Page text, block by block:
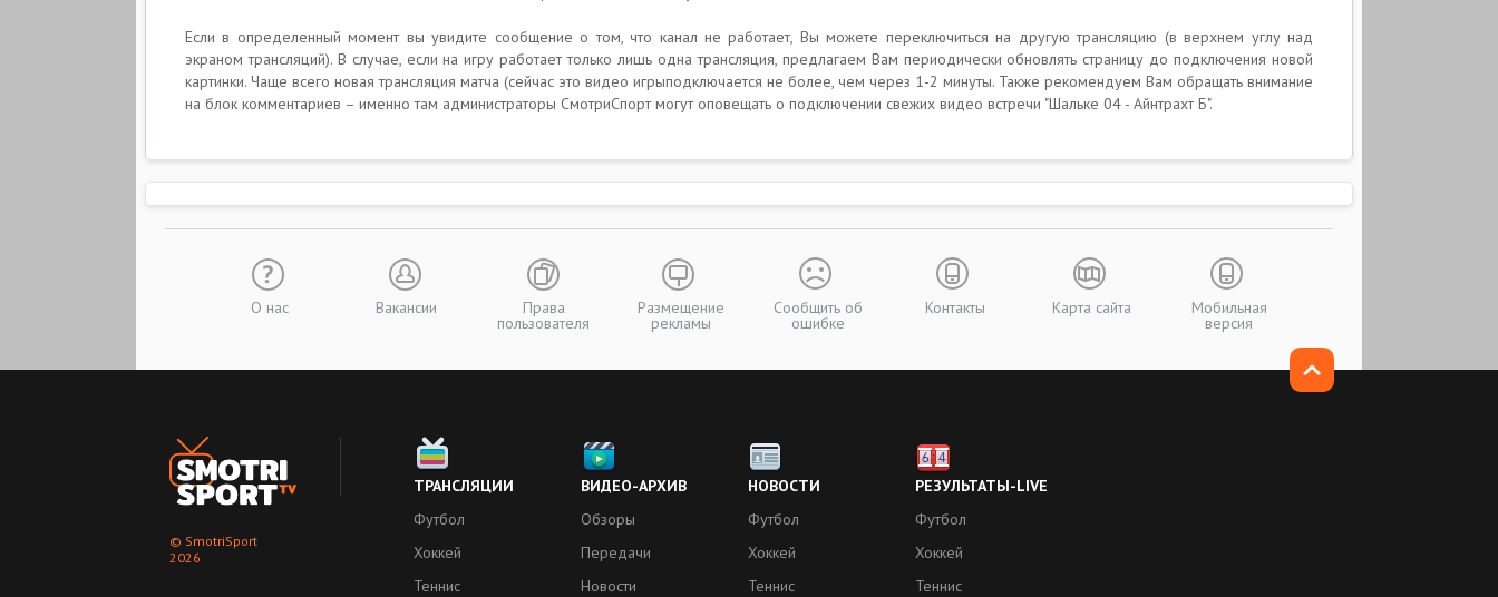
Если в определенный момент вы увидите сообщение о том, что канал не работает, Вы можете переключиться на другую трансляцию (в верхнем углу над
экраном трансляций). В случае, если на игру работает только лишь одна трансляция, предлагаем Вам периодически обновлять страницу до подключения новой
картинки. Чаще всего новая трансляция матча (сейчас это видео игрыподключается не более, чем через 1-2 минуты. Также рекомендуем Вам обращать внимание
на блок комментариев – именно там администраторы СмотриСпорт могут оповещать о подключении свежих видео встречи "Шальке 04 - Айнтрахт Б".
О нас Вакансии Права
пользователя
Размещение
рекламы
Сообщить об
ошибке
Контакты Карта сайта Мобильная
версия
© SmotriSport
2026
ТРАНСЛЯЦИИ
Футбол
Хоккей
Теннис
ВИДЕО-АРХИВ
Обзоры
Передачи
Новости
НОВОСТИ
Футбол
Хоккей
Теннис
РЕЗУЛЬТАТЫ-LIVE
Футбол
Хоккей
Теннис